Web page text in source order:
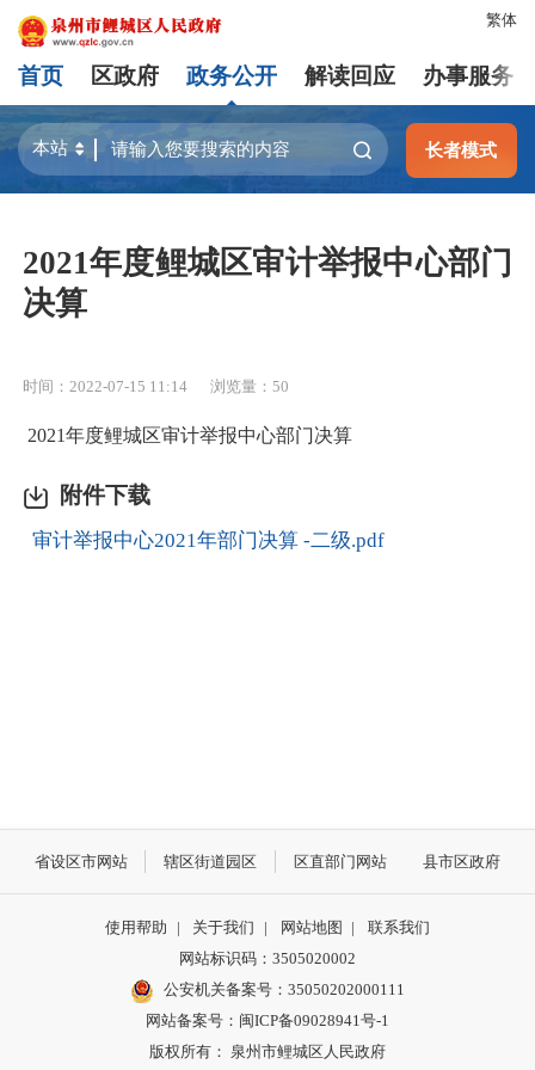
繁体
首页 区政府 政务公开 解读回应 办事服务
长者模式
2021年度鲤城区审计举报中心部门
决算
时间：2022-07-15 11:14 浏览量： 50
2021年度鲤城区审计举报中心部门决算
附件下载
审计举报中心2021年部门决算 -二级.pdf
省设区市网站 辖区街道园区 区直部门网站 县市区政府
使用帮助 | 关于我们 | 网站地图 |
联系我们
网站标识码：3505020002
公安机关备案号：35050202000111
网站备案号：闽ICP备09028941号-1
版权所有： 泉州市鲤城区人民政府